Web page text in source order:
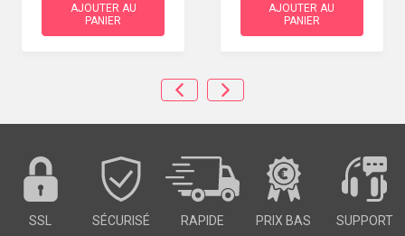
AJOUTER AU
PANIER
AJOUTER AU
PANIER
SSL SÉCURISÉ RAPIDE PRIX BAS SUPPORT